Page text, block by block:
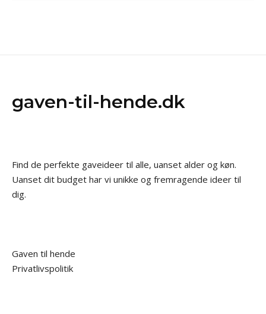
gaven-til-hende.dk
Find de perfekte gaveideer til alle, uanset alder og køn.
Uanset dit budget har vi unikke og fremragende ideer til
dig.
Gaven til hende
Privatlivspolitik